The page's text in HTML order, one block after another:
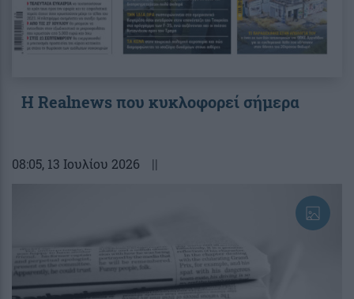
Η Realnews που κυκλοφορεί σήμερα
08:05, 13 Ιουλίου 2026 ||